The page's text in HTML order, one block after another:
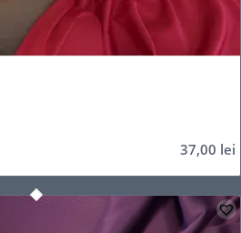
37,00 lei